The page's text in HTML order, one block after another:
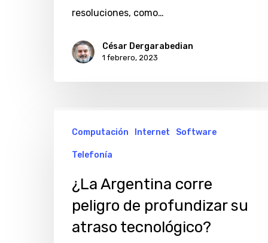
resoluciones, como…
César Dergarabedian
1 febrero, 2023
Argentina
corre
profundizar
Computación Internet Software
Telefonía
¿La Argentina corre
peligro de profundizar su
atraso tecnológico?